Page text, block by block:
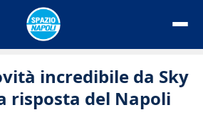
incredibile da Sky
risposta del Napoli